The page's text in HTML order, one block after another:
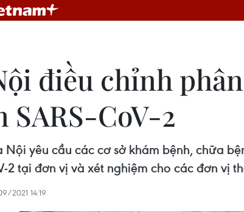
điều chỉnh
SARS-CoV-2
Nội yêu cầu các cơ sở khám bệnh, chữa
2 tại đơn vị và xét nghiệm cho các đơn vị
2021 14:19